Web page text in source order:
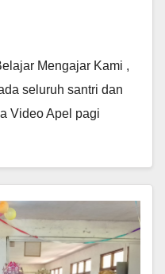
Mengajar Kami ,
seluruh santri dan
Video Apel pagi